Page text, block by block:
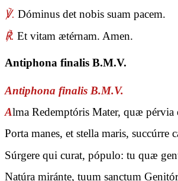
℣. Dóminus det nobis suam pacem.
℟. Et vitam ætérnam. Amen.
Antiphona finalis B.M.V.
Antiphona finalis B.M.V.
Alma Redemptóris Mater, quæ
Porta manes, et stella maris, succúrre
Súrgere qui curat, pópulo: tu quæ
Natúra miránte, tuum sanctum